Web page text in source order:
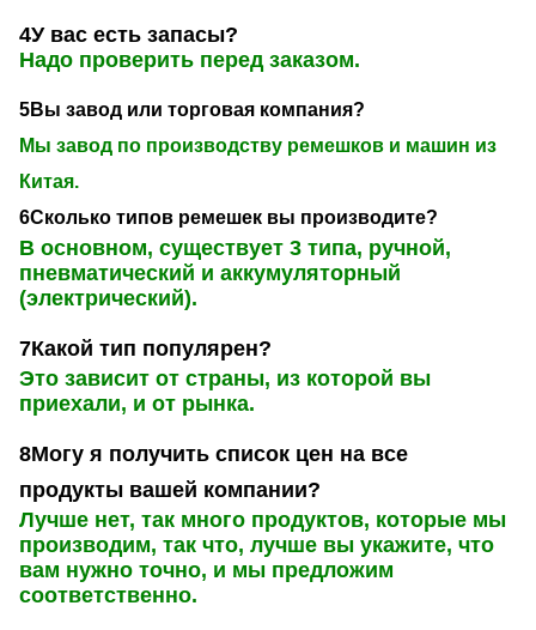
4У вас есть запасы?
Надо проверить перед заказом.
5Вы завод или торговая компания?
Мы завод по производству ремешков и машин из
Китая.
6Сколько типов ремешек вы производите?
В основном, существует 3 типа, ручной,
пневматический и аккумуляторный
(электрический).
7Какой тип популярен?
Это зависит от страны, из которой вы
приехали, и от рынка.
8Могу я получить список цен на все
продукты вашей компании?
Лучше нет, так много продуктов, которые мы
производим, так что, лучше вы укажите, что
вам нужно точно, и мы предложим
соответственно.